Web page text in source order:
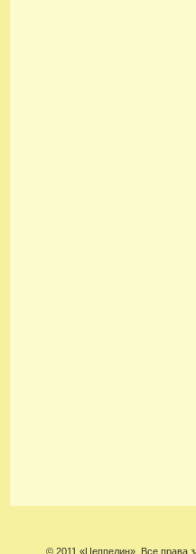
© 2011 «Цеппелин». Все права